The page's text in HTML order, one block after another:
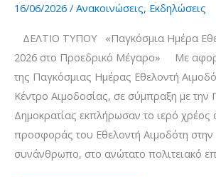
16/06/2026 / Ανακοινώσεις, Εκδηλώσεις
ΔΕΛΤΙΟ ΤΥΠΟΥ «Παγκόσμια Ημέρα
2026 στο Προεδρικό Μέγαρο» Με
της Παγκόσμιας Ημέρας Εθελοντή
Κέντρο Αιμοδοσίας, σε σύμπραξη με την
Δημοκρατίας εκπλήρωσαν το ιερό χρέος
προσφοράς του Εθελοντή Αιμοδότη στην
συνάνθρωπο, στο ανώτατο πολιτειακό